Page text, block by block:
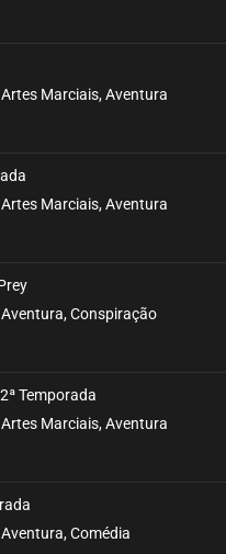
Marciais, Aventura
Marciais, Aventura
Conspiração
Temporada
Marciais, Aventura
Comédia